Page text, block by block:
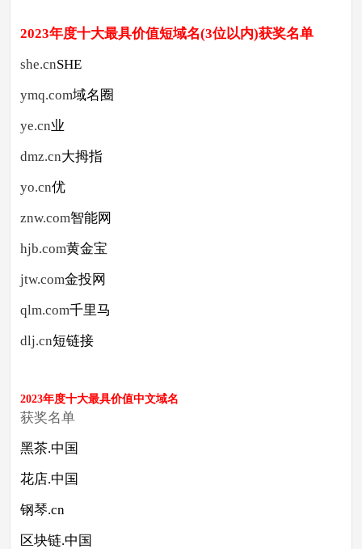
2023年度十大最具价值短域名(3位以内)获奖名单
she.cnSHE
ymq.com域名圈
ye.cn业
dmz.cn大拇指
yo.cn优
znw.com智能网
hjb.com黄金宝
jtw.com金投网
qlm.com千里马
dlj.cn短链接
2023年度十大最具价值中文域名
获奖名单
黑茶.中国
花店.中国
钢琴.cn
区块链.中国